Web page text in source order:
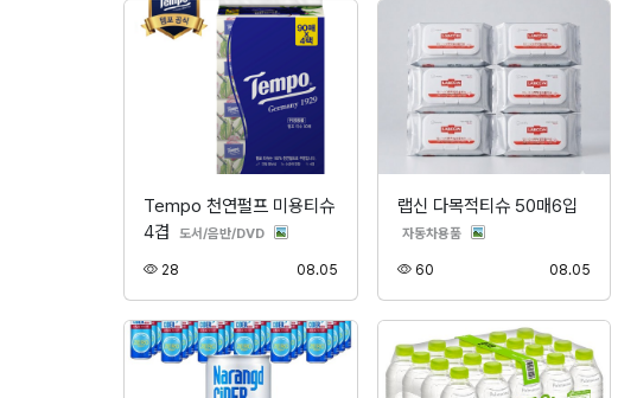
Tempo 천연펄프 미용티슈
4겹
도서/음반/DVD분류
28 08.05등록
랩신 다목적티슈 50매6입
자동차용품분류
60조회 08.05